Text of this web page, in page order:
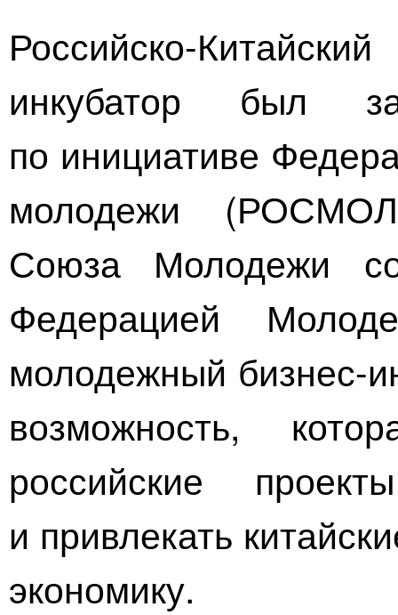
Российско-Китайский
инкубатор был
по инициативе
молодежи
Союза Молодежи
Федерацией
молодежный бизнес-
возможность,
российские
и привлекать
экономику.